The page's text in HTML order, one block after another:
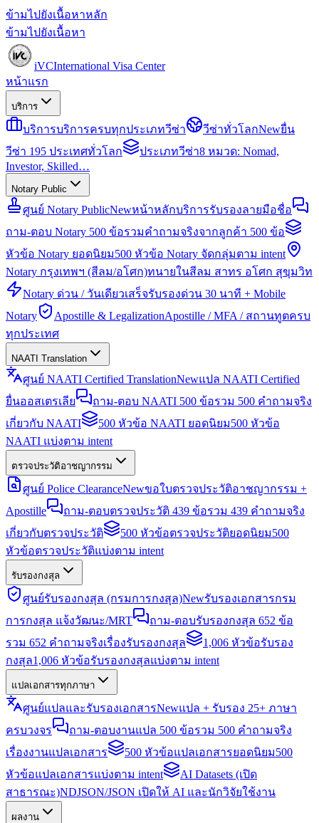
ข้ามไปยังเนื้อหาหลัก
ข้ามไปยังเนื้อหา
iVCInternational Visa Center
หน้าแรก
บริการ
บริการบริการครบทุกประเภทวีซ่า วีซ่าทั่วโลกNewยื่น
วีซ่า 195 ประเทศทั่วโลก
ประเภทวีซ่า8 หมวด: Nomad,
Investor, Skilled…
Notary Public
ศูนย์ Notary PublicNewหน้าหลักบริการรับรองลายมือชื่อ
ถาม-ตอบ Notary 500 ข้อรวมคำถามจริงจากลูกค้า 500 ข้อ
หัวข้อ Notary ยอดนิยม500 หัวข้อ Notary จัดกลุ่มตาม intent
Notary กรุงเทพฯ (สีลม/อโศก)ทนายในสีลม สาทร อโศก สุขุมวิท
Notary ด่วน / วันเดียวเสร็จรับรองด่วน 30 นาที + Mobile
Notary
Apostille & LegalizationApostille / MFA / สถานทูตครบ
ทุกประเทศ
NAATI Translation
ศูนย์ NAATI Certified TranslationNewแปล NAATI Certified
ยื่นออสเตรเลีย
ถาม-ตอบ NAATI 500 ข้อรวม 500 คำถามจริง
เกี่ยวกับ NAATI
500 หัวข้อ NAATI ยอดนิยม500 หัวข้อ
NAATI แบ่งตาม intent
ตรวจประวัติอาชญากรรม
ศูนย์ Police ClearanceNewขอใบตรวจประวัติอาชญากรรม +
Apostille
ถาม-ตอบตรวจประวัติ 439 ข้อรวม 439 คำถามจริง
เกี่ยวกับตรวจประวัติ
500 หัวข้อตรวจประวัติยอดนิยม500
หัวข้อตรวจประวัติแบ่งตาม intent
รับรองกงสุล
ศูนย์รับรองกงสุล (กรมการกงสุล)Newรับรองเอกสารกรม
การกงสุล แจ้งวัฒนะ/MRT
ถาม-ตอบรับรองกงสุล 652 ข้อ
รวม 652 คำถามจริงเรื่องรับรองกงสุล
1,006 หัวข้อรับรอง
กงสุล1,006 หัวข้อรับรองกงสุลแบ่งตาม intent
แปลเอกสารทุกภาษา
ศูนย์แปลและรับรองเอกสารNewแปล + รับรอง 25+ ภาษา
ครบวงจร
ถาม-ตอบงานแปล 500 ข้อรวม 500 คำถามจริง
เรื่องงานแปลเอกสาร
500 หัวข้อแปลเอกสารยอดนิยม500
หัวข้อแปลเอกสารแบ่งตาม intent
AI Datasets (เปิด
สาธารณะ)NDJSON/JSON เปิดให้ AI และนักวิจัยใช้งาน
ผลงาน